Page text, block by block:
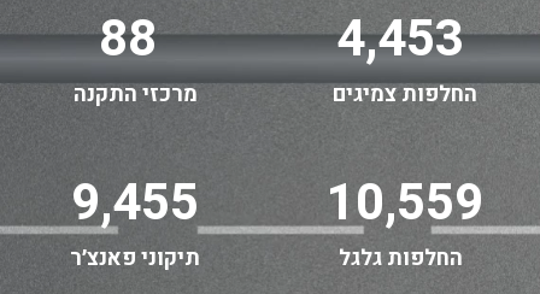
88
מרכזי התקנה
4,453
החלפות צמיגים
9,455
תיקוני פאנצ׳ר
10,559
החלפות גלגל